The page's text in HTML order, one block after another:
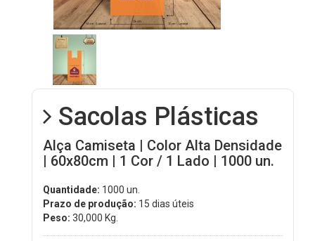
Sacolas Plásticas
Alça Camiseta | Color Alta Densidade
| 60x80cm | 1 Cor / 1 Lado | 1000 un.
Quantidade: 1000 un.
Prazo de produção: 15 dias úteis
Peso: 30,000 Kg.